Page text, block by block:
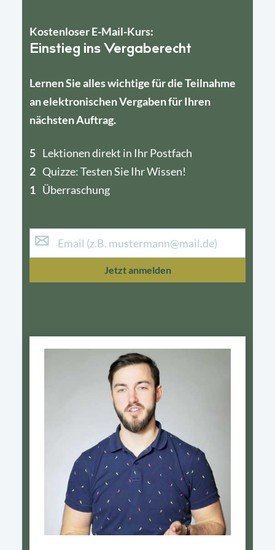
Kostenloser E-Mail-Kurs:
Einstieg ins Vergaberecht
Lernen Sie alles wichtige für die Teilnahme
an elektronischen Vergaben für Ihren
nächsten Auftrag.
5 Lektionen direkt in Ihr Postfach
2 Quizze: Testen Sie Ihr Wissen!
1 Überraschung
4
1
Jetzt anmelden